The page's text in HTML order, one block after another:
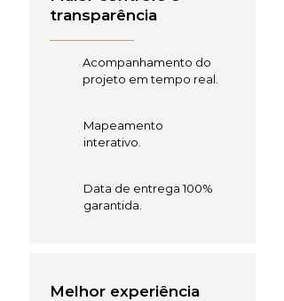
transparência
Acompanhamento do
projeto em tempo real.
Mapeamento
interativo.
Data de entrega 100%
garantida.
Melhor experiência